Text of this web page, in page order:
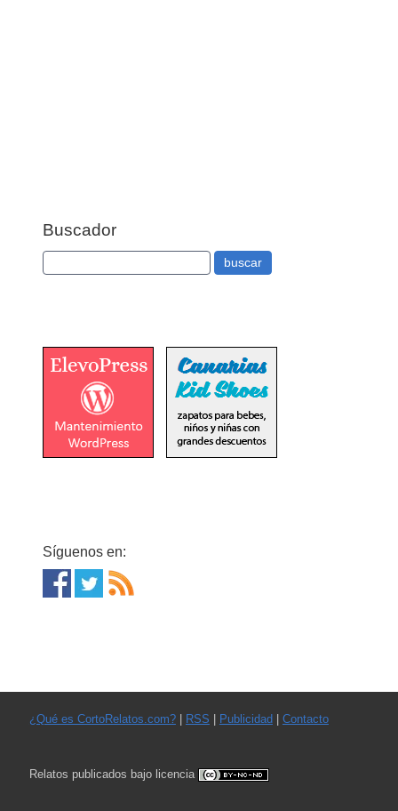
Buscador
Síguenos en:
¿Qué es CortoRelatos.com?| RSS Publicidad Contacto
Relatos publicados bajo licencia